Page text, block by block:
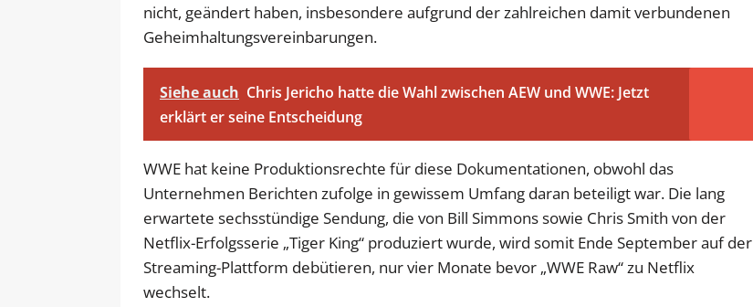
nicht, geändert haben, insbesondere aufgrund der zahlreichen damit verbundenen
Geheimhaltungsvereinbarungen.
Siehe auch Chris Jericho hatte die Wahl zwischen AEW und WWE: Jetzt
erklärt er seine Entscheidung
WWE hat keine Produktionsrechte für diese Dokumentationen, obwohl das
Unternehmen Berichten zufolge in gewissem Umfang daran beteiligt war. Die lang
erwartete sechsstündige Sendung, die von Bill Simmons sowie Chris Smith von der
Netflix-Erfolgsserie „Tiger King“ produziert wurde, wird somit Ende September auf der
Streaming-Plattform debütieren, nur vier Monate bevor „WWE Raw“ zu Netflix
wechselt.